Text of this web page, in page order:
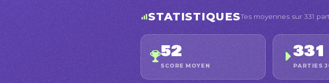
STATISTIQUESTes moyennes sur 331
52
SCORE MOYEN
331
PARTIES